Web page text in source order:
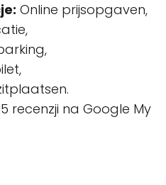
Online prijsopgaven,
recenzji na Google My